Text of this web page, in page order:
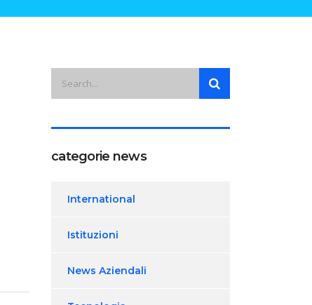
categorie news
International
Istituzioni
News Aziendali